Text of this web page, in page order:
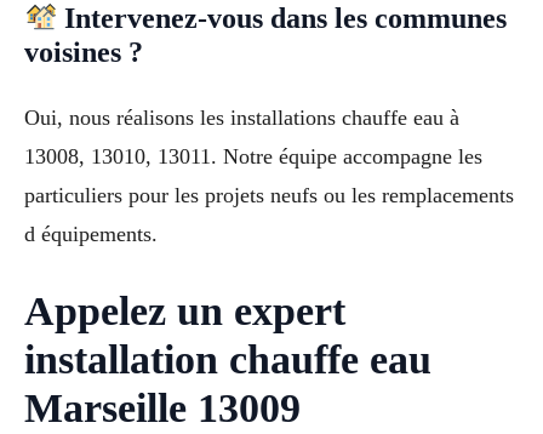
Intervenez-vous dans les communes
voisines ?
Oui, nous réalisons les installations chauffe eau à
13008, 13010, 13011. Notre équipe accompagne les
particuliers pour les projets neufs ou les remplacements
d équipements.
Appelez un expert
installation chauffe eau
Marseille 13009